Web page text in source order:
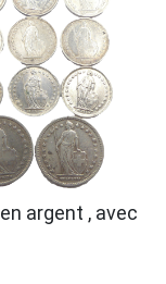
argent , avec